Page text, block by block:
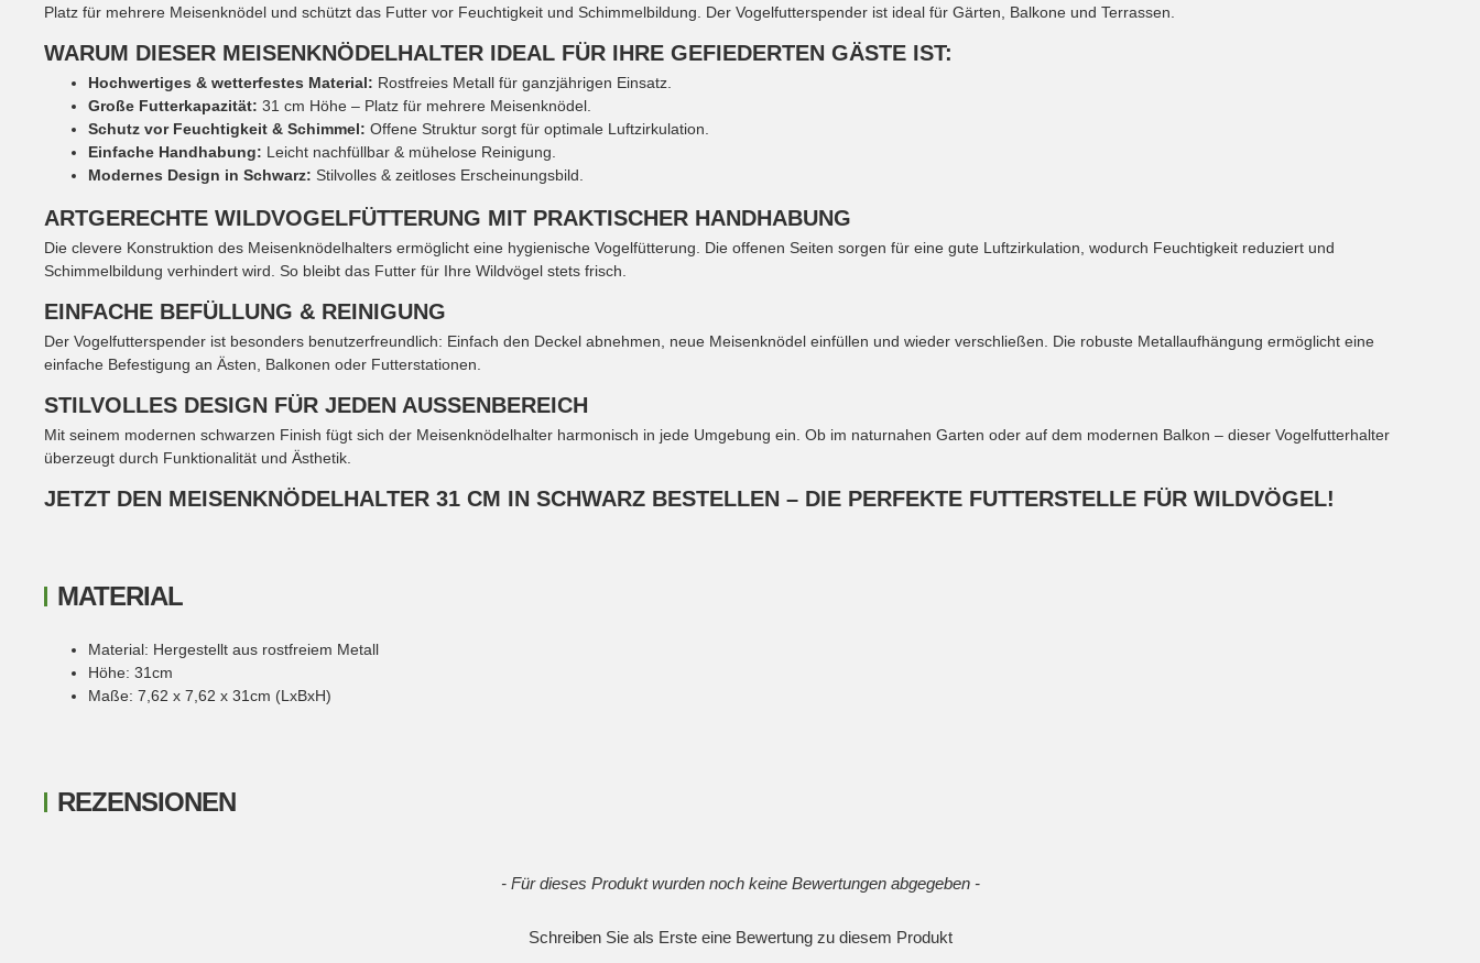
Platz für mehrere Meisenknödel und schützt das Futter vor Feuchtigkeit und Schimmelbildung. Der Vogelfutterspender ist ideal für Gärten, Balkone und Terrassen.
WARUM DIESER MEISENKNÖDELHALTER IDEAL FÜR IHRE GEFIEDERTEN GÄSTE IST:
Hochwertiges & wetterfestes Material: Rostfreies Metall für ganzjährigen Einsatz.
Große Futterkapazität: 31 cm Höhe – Platz für mehrere Meisenknödel.
Schutz vor Feuchtigkeit & Schimmel: Offene Struktur sorgt für optimale Luftzirkulation.
Einfache Handhabung: Leicht nachfüllbar & mühelose Reinigung.
Modernes Design in Schwarz: Stilvolles & zeitloses Erscheinungsbild.
ARTGERECHTE WILDVOGELFÜTTERUNG MIT PRAKTISCHER HANDHABUNG
Die clevere Konstruktion des Meisenknödelhalters ermöglicht eine hygienische Vogelfütterung. Die offenen Seiten sorgen für eine gute Luftzirkulation, wodurch Feuchtigkeit reduziert und
Schimmelbildung verhindert wird. So bleibt das Futter für Ihre Wildvögel stets frisch.
EINFACHE BEFÜLLUNG & REINIGUNG
Der Vogelfutterspender ist besonders benutzerfreundlich: Einfach den Deckel abnehmen, neue Meisenknödel einfüllen und wieder verschließen. Die robuste Metallaufhängung ermöglicht eine
einfache Befestigung an Ästen, Balkonen oder Futterstationen.
STILVOLLES DESIGN FÜR JEDEN AUSSENBEREICH
Mit seinem modernen schwarzen Finish fügt sich der Meisenknödelhalter harmonisch in jede Umgebung ein. Ob im naturnahen Garten oder auf dem modernen Balkon – dieser Vogelfutterhalter
überzeugt durch Funktionalität und Ästhetik.
JETZT DEN MEISENKNÖDELHALTER 31 CM IN SCHWARZ BESTELLEN – DIE PERFEKTE FUTTERSTELLE FÜR WILDVÖGEL!
MATERIAL
Material: Hergestellt aus rostfreiem Metall
Höhe: 31cm
Maße: 7,62 x 7,62 x 31cm (LxBxH)
REZENSIONEN
- Für dieses Produkt wurden noch keine Bewertungen abgegeben -
Schreiben Sie als Erste eine Bewertung zu diesem Produkt